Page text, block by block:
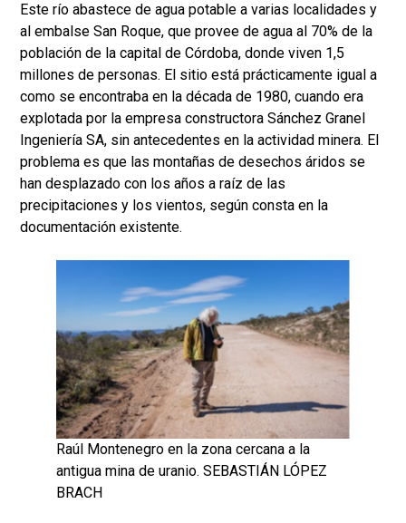
Este río abastece de agua potable a varias localidades y
al embalse San Roque, que provee de agua al 70% de la
población de la capital de Córdoba, donde viven 1,5
millones de personas. El sitio está prácticamente igual a
como se encontraba en la década de 1980, cuando era
explotada por la empresa constructora Sánchez Granel
Ingeniería SA, sin antecedentes en la actividad minera. El
problema es que las montañas de desechos áridos se
han desplazado con los años a raíz de las
precipitaciones y los vientos, según consta en la
documentación existente.
Raúl Montenegro en la zona cercana a la
antigua mina de uranio. SEBASTIÁN LÓPEZ
BRACH